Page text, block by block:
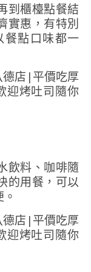
到櫃檯點餐結
實惠，有特別
餐點口味都一
飲料、咖啡隨
的用餐，可以